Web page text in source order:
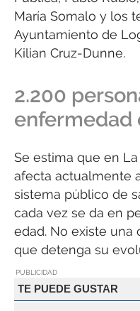
María Somalo y los
Ayuntamiento de
Kilian Cruz-Dunne.
2.200
enfermedad
Se estima que en
afecta actualmente
sistema público de
cada vez se da en
edad. No existe una
que detenga su
PUBLICIDAD
TE PUEDE GUSTAR